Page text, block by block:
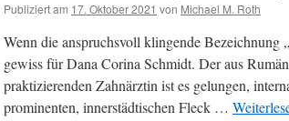
Publiziert am 17. Oktober 2021 von Michael M. Roth
Wenn die anspruchsvoll klingende Bezeichnung
gewiss für Dana Corina Schmidt. Der aus
praktizierenden Zahnärztin ist es gelungen,
prominenten, innerstädtischen Fleck …